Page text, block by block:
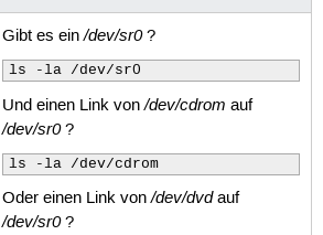
Gibt es ein/dev/sr0?
ls -la /dev/sr0
Und einen Link von/dev/cdrom auf
/dev/sr0?
ls -la /dev/cdrom
Oder einen Link von/dev/dvdauf
/dev/sr0?